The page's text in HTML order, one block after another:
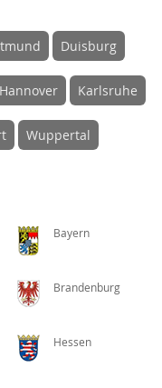
Duisburg
Hannover Karlsruhe
Wuppertal
Bayern
Brandenburg
Hessen